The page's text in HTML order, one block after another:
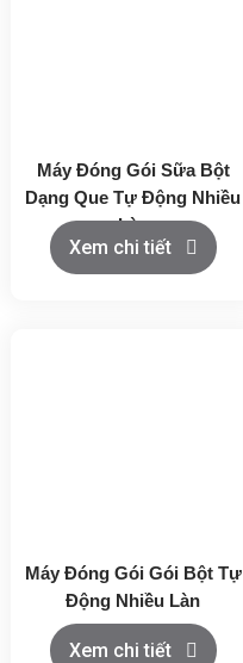
Máy Đóng Gói Sữa Bột
Dạng Que Tự Động Nhiều
Làn
Xem chi tiết
Máy Đóng Gói Gói Bột Tự
Động Nhiều Làn
Xem chi tiết